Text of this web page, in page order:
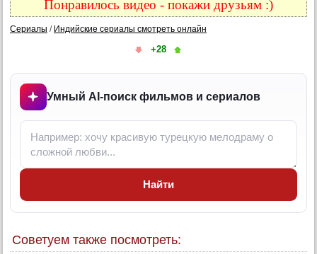
9 серия
12 серия
13 серия
14 серия
15 серия
16 серия
18 серия
Понравилось видео - покажи друзьям :)
Сериалы / Индийские сериалы смотреть онлайн
+28
Умный AI-поиск фильмов и сериалов
Найти
Советуем также посмотреть: